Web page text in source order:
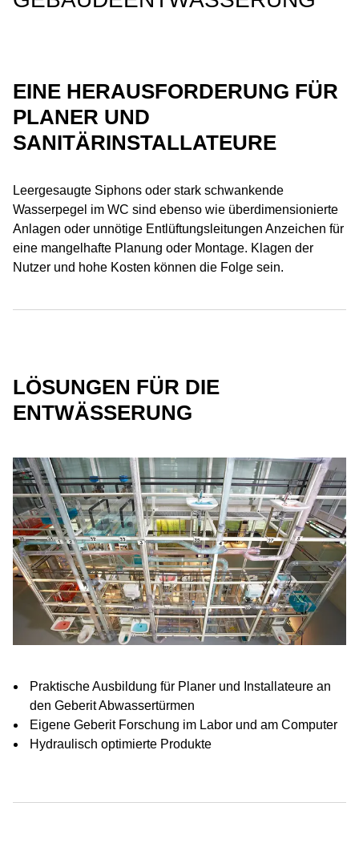
EINE HERAUSFORDERUNG FÜR
PLANER UND
SANITÄRINSTALLATEURE
Leergesaugte Siphons oder stark schwankende
Wasserpegel im WC sind ebenso wie überdimensionierte
Anlagen oder unnötige Entlüftungsleitungen Anzeichen für
eine mangelhafte Planung oder Montage. Klagen der
Nutzer und hohe Kosten können die Folge sein.
LÖSUNGEN FÜR DIE
ENTWÄSSERUNG
Praktische Ausbildung für Planer und Installateure an
den Geberit Abwassertürmen
Eigene Geberit Forschung im Labor und am Computer
Hydraulisch optimierte Produkte